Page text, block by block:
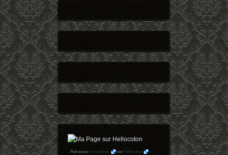
Retrouvezmaryophoto surHellocoton